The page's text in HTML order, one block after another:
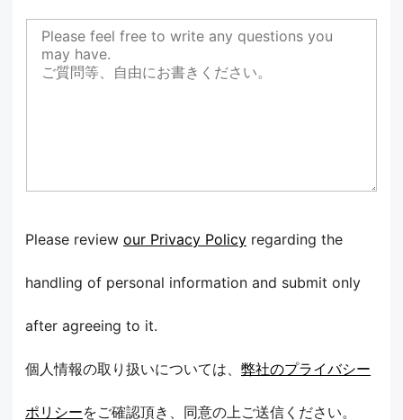
Please review our Privacy Policy regarding the
handling of personal information and submit only
after agreeing to it.
個人情報の取り扱いについては、 弊社のプライバシー
ポリシーをご確認頂き、同意の上ご送信ください。